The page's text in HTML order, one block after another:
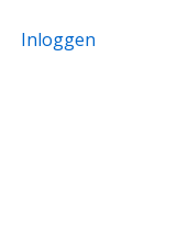
Inloggen